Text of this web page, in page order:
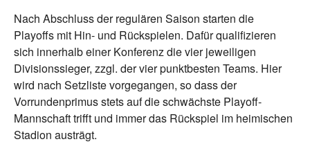
Nach Abschluss der regulären Saison starten die
Playoffs mit Hin- und Rückspielen. Dafür qualifizieren
sich innerhalb einer Konferenz die vier jeweiligen
Divisionssieger, zzgl. der vier punktbesten Teams. Hier
wird nach Setzliste vorgegangen, so dass der
Vorrundenprimus stets auf die schwächste Playoff-
Mannschaft trifft und immer das Rückspiel im heimischen
Stadion austrägt.